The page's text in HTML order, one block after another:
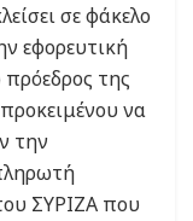
σε φάκελο
εφορευτική
της
να
την
ΣΥΡΙΖΑ που